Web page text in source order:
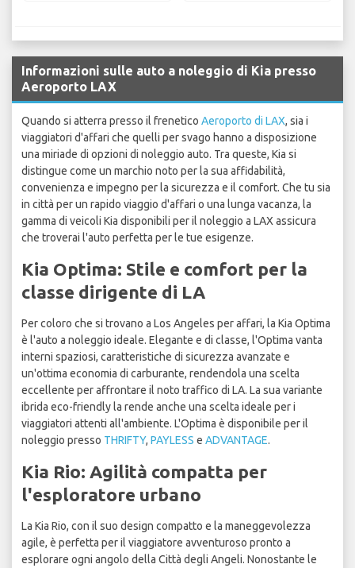
Informazioni sulle auto a noleggio di Kia presso
Aeroporto LAX
Quando si atterra presso il frenetico Aeroporto di LAX, sia i
viaggiatori d'affari che quelli per svago hanno a disposizione
una miriade di opzioni di noleggio auto. Tra queste, Kia si
distingue come un marchio noto per la sua affidabilità,
convenienza e impegno per la sicurezza e il comfort. Che tu sia
in città per un rapido viaggio d'affari o una lunga vacanza, la
gamma di veicoli Kia disponibili per il noleggio a LAX assicura
che troverai l'auto perfetta per le tue esigenze.
Kia Optima: Stile e comfort per la
classe dirigente di LA
Per coloro che si trovano a Los Angeles per affari, la Kia Optima
è l'auto a noleggio ideale. Elegante e di classe, l'Optima vanta
interni spaziosi, caratteristiche di sicurezza avanzate e
un'ottima economia di carburante, rendendola una scelta
eccellente per affrontare il noto traffico di LA. La sua variante
ibrida eco-friendly la rende anche una scelta ideale per i
viaggiatori attenti all'ambiente. L'Optima è disponibile per il
noleggio presso THRIFTY, PAYLESS e ADVANTAGE.
Kia Rio: Agilità compatta per
l'esploratore urbano
La Kia Rio, con il suo design compatto e la maneggevolezza
agile, è perfetta per il viaggiatore avventuroso pronto a
esplorare ogni angolo della Città degli Angeli. Nonostante le